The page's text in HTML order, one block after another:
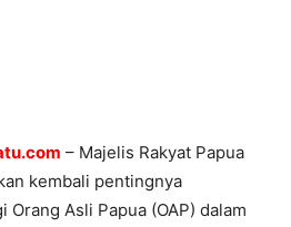
– Majelis Rakyat Papua
kembali pentingnya
Asli Papua (OAP) dalam